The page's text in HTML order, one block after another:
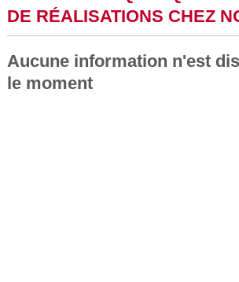
DE RÉALISATIONS CHEZ
Aucune information n'est
le moment